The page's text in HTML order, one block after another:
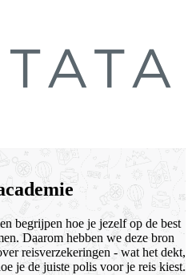
begrijpen hoe je jezelf op de best
Daarom hebben we deze bron
reisverzekeringen - wat het dekt,
je de juiste polis voor je reis kiest.